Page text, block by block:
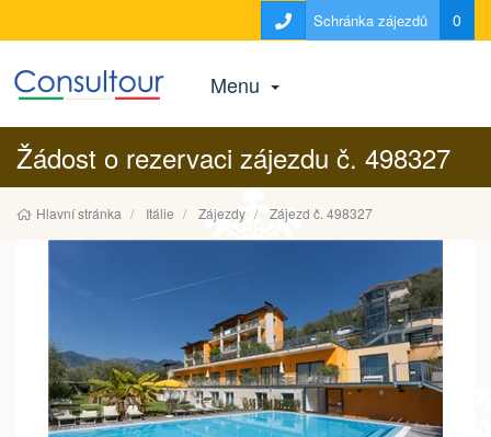
Schránka zájezdů 0
Menu
Žádost o rezervaci zájezdu č. 498327
Hlavní stránka Itálie Zájezdy Zájezd č. 498327